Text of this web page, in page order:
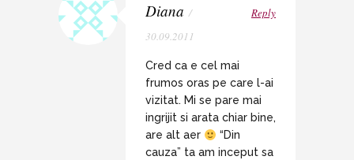
Diana /
30.09.2011
Reply
Cred ca e cel mai
frumos oras pe care l-ai
vizitat. Mi se pare mai
ingrijit si arata chiar bine,
are alt aer
“Din
cauza” ta am inceput sa